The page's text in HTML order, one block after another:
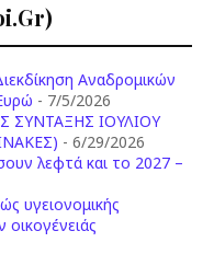
Αναδρομικών
- 7/5/2026
ΣΥΝΤΑΞΗΣ ΙΟΥΛΙΟΥ
- 6/29/2026
λεφτά και το 2027 –
υγειονομικής